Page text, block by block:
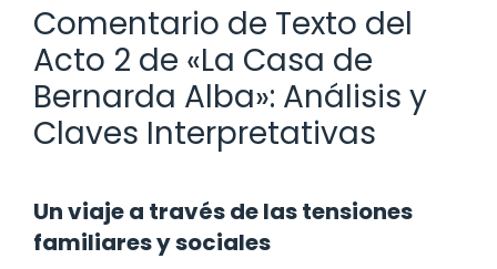
Comentario de Texto del
Acto 2 de «La Casa de
Bernarda Alba»: Análisis y
Claves Interpretativas
Un viaje a través de las tensiones
familiares y sociales